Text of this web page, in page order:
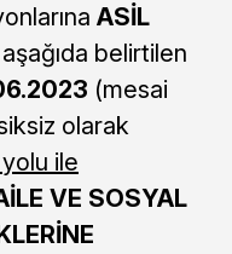
ASİL
belirtilen
(mesai
olarak
ile
VE SOSYAL